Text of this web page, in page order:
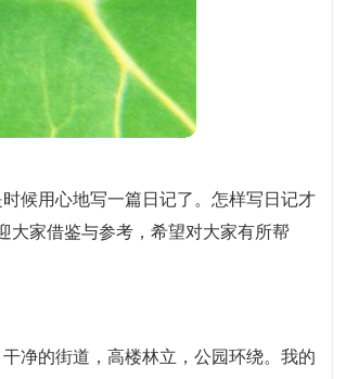
候用心地写一篇日记了。怎样写日记才
大家借鉴与参考，希望对大家有所帮
净的街道，高楼林立，公园环绕。我的